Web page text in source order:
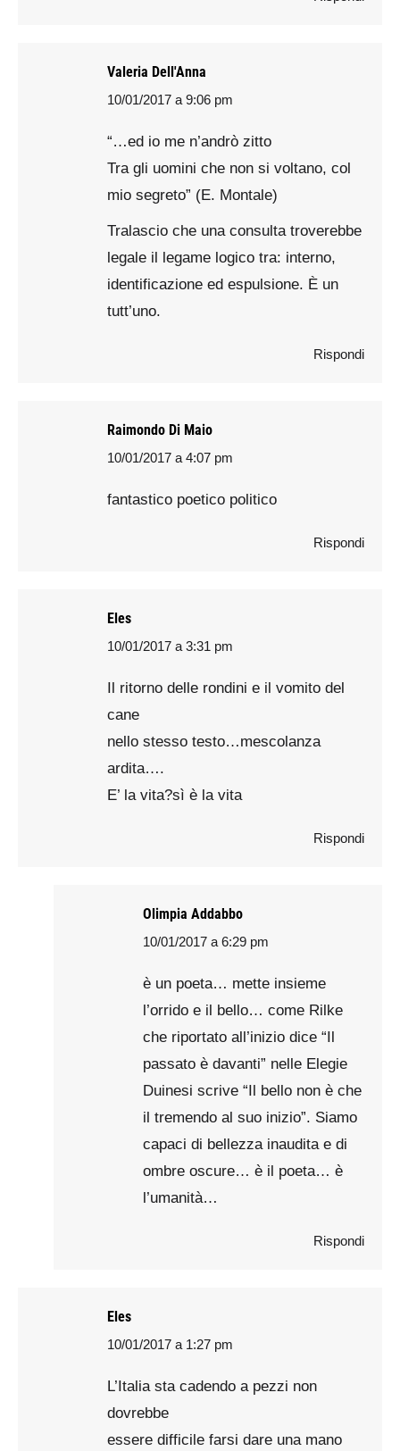
Valeria Dell'Anna
says:
10/01/2017 a 9:06 pm
“…ed io me n’andrò zitto
Tra gli uomini che non si voltano, col
mio segreto” (E. Montale)
Tralascio che una consulta troverebbe
legale il legame logico tra: interno,
identificazione ed espulsione. È un
tutt’uno.
Rispondi
Raimondo Di Maio
says:
10/01/2017 a 4:07 pm
fantastico poetico politico
Rispondi
Eles
says:
10/01/2017 a 3:31 pm
Il ritorno delle rondini e il vomito del
cane
nello stesso testo…mescolanza
ardita….
E’ la vita?sì è la vita
Rispondi
Olimpia Addabbo
says:
10/01/2017 a 6:29 pm
è un poeta… mette insieme
l’orrido e il bello… come Rilke
che riportato all’inizio dice “Il
passato è davanti” nelle Elegie
Duinesi scrive “Il bello non è che
il tremendo al suo inizio”. Siamo
capaci di bellezza inaudita e di
ombre oscure… è il poeta… è
l’umanità…
Rispondi
Eles
says:
10/01/2017 a 1:27 pm
L’Italia sta cadendo a pezzi non
dovrebbe
essere difficile farsi dare una mano